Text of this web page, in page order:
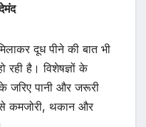
दूध पीने की बात भी
रही है। विशेषज्ञों के
जरिए पानी और जरूरी
कमजोरी, थकान और